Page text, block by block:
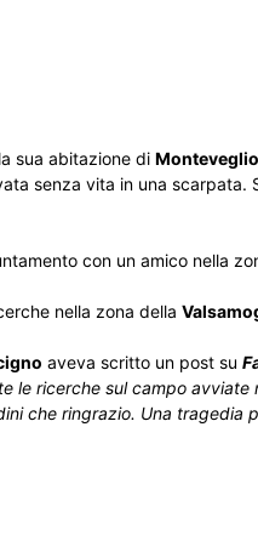
sua abitazione di Monteveglio
senza vita in una scarpata.
con un amico nella
nella zona della
aveva scritto un post su
le ricerche sul campo
che ringrazio. Una tragedia